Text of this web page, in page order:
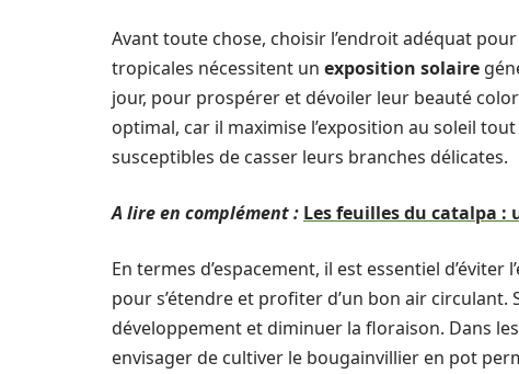
Avant toute chose, choisir l’endroit adéquat
tropicales nécessitent un exposition solaire
jour, pour prospérer et dévoiler leur beauté
optimal, car il maximise l’exposition au soleil
susceptibles de casser leurs branches délicates.
A lire en complément : Les feuilles du catalpa
En termes d’espacement, il est essentiel d’éviter
pour s’étendre et profiter d’un bon air
développement et diminuer la floraison. Dans
envisager de cultiver le bougainvillier en pot